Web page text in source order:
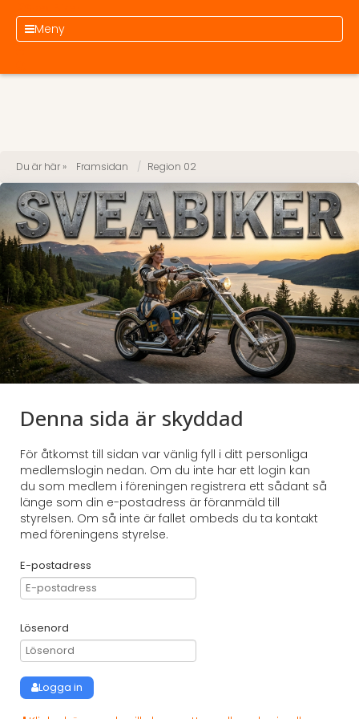
Meny
Du är här » Framsidan Region 02
Denna sida är skyddad
För åtkomst till sidan var vänlig fyll i ditt personliga
medlemslogin nedan. Om du inte har ett login kan
du som medlem i föreningen registrera ett sådant så
länge som din e-postadress är föranmäld till
styrelsen. Om så inte är fallet ombeds du ta kontakt
med föreningens styrelse.
E-postadress
Lösenord
Logga in